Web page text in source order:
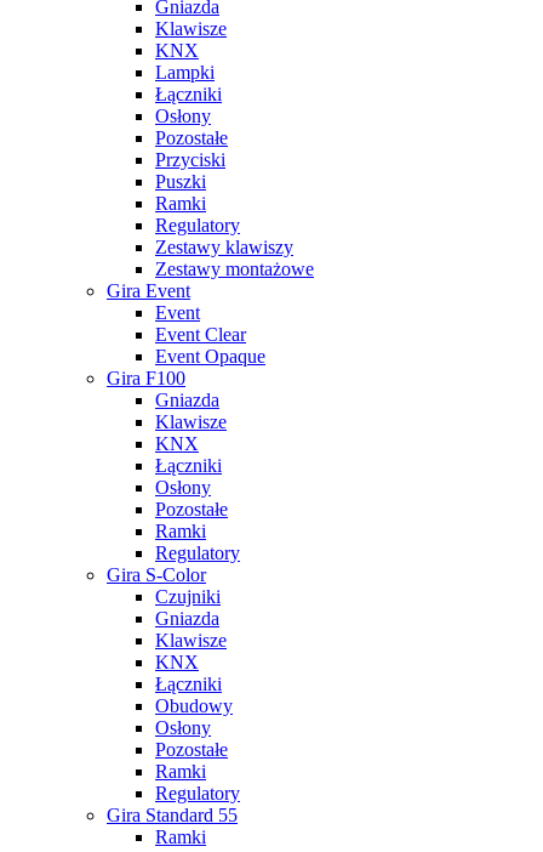
Gniazda
Klawisze
KNX
Lampki
Łączniki
Osłony
Pozostałe
Przyciski
Puszki
Ramki
Regulatory
Zestawy klawiszy
Zestawy montażowe
Gira Event
Event
Event Clear
Event Opaque
Gira F100
Gniazda
Klawisze
KNX
Łączniki
Osłony
Pozostałe
Ramki
Regulatory
Gira S-Color
Czujniki
Gniazda
Klawisze
KNX
Łączniki
Obudowy
Osłony
Pozostałe
Ramki
Regulatory
Gira Standard 55
Ramki